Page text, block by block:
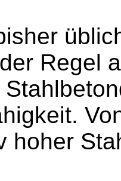
Regel
hoher